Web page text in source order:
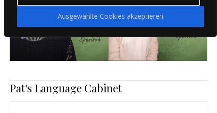
Ausgewählte Cookies akzeptieren
Pat's Language Cabinet